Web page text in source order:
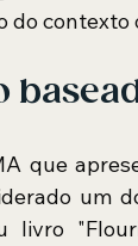
do contexto
que
um
livro